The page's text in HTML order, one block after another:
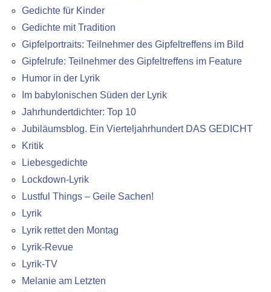
Gedichte für Kinder
Gedichte mit Tradition
Gipfelportraits: Teilnehmer des Gipfeltreffens im Bild
Gipfelrufe: Teilnehmer des Gipfeltreffens im Feature
Humor in der Lyrik
Im babylonischen Süden der Lyrik
Jahrhundertdichter: Top 10
Jubiläumsblog. Ein Vierteljahrhundert DAS GEDICHT
Kritik
Liebesgedichte
Lockdown-Lyrik
Lustful Things – Geile Sachen!
Lyrik
Lyrik rettet den Montag
Lyrik-Revue
Lyrik-TV
Melanie am Letzten